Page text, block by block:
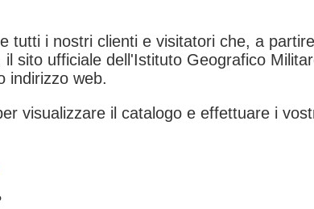
tutti i nostri clienti e visitatori che, a
sito ufficiale dell'Istituto Geografico
indirizzo web.
visualizzare il catalogo e effettuare i